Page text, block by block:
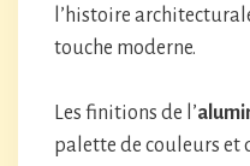
l’histoire
touche moderne.
Les finitions de l’
palette de couleurs et